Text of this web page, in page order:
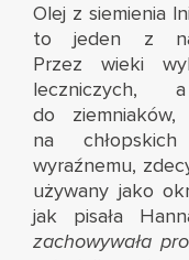
Olej z siemienia
to jeden z
Przez wieki
do
na
wyraźnemu,
używany jako
jak pisała
zachowywała